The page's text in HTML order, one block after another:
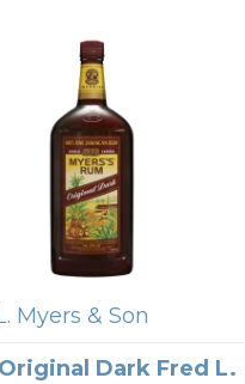
Myers & Son
Dark Fred L.